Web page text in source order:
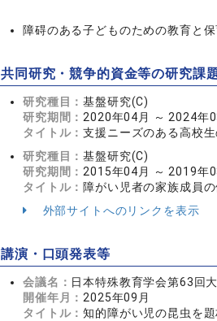
障碍のある子どものための教育と
共同研究・競争的資金等の研究課
研究種目：基盤研究(C)
研究期間： 2020年04月 ～ 2024年
タイトル：支援ニーズのある高校
研究種目：基盤研究(C)
研究期間： 2015年04月 ～ 2019年
タイトル： 障がい児者の家族成員
外部サイトへのリンクを表示
講演・口頭発表等
会議名： 日本特殊教育学会第63回
開催年月： 2025年09月
タイトル：知的障がい児の昆虫を